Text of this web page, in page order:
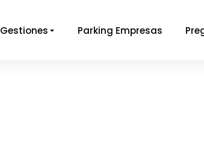
Gestiones Parking Empresas